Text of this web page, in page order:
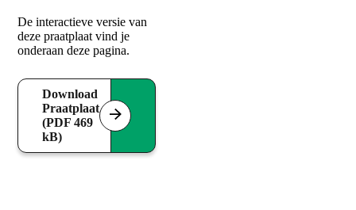
De interactieve versie van
deze praatplaat vind je
onderaan deze pagina.
Download
Praatplaat
(PDF 469
kB)